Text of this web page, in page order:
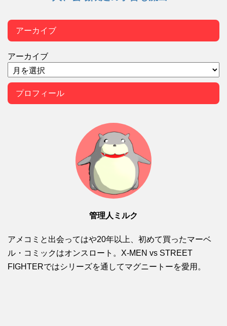
アーカイブ
アーカイブ
プロフィール
管理人ミルク
アメコミと出会ってはや20年以上、初めて買ったマーベ
ル・コミックはオンスロート。X-MEN vs STREET
FIGHTERではシリーズを通してマグニートーを愛用。